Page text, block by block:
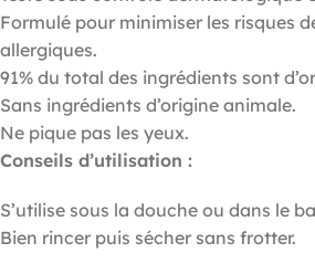
Formulé pour minimiser les risques
allergiques.
91% du total des ingrédients sont
Sans ingrédients d’origine animale.
Ne pique pas les yeux.
Conseils d’utilisation :
S’utilise sous la douche ou dans le
Bien rincer puis sécher sans frotter.